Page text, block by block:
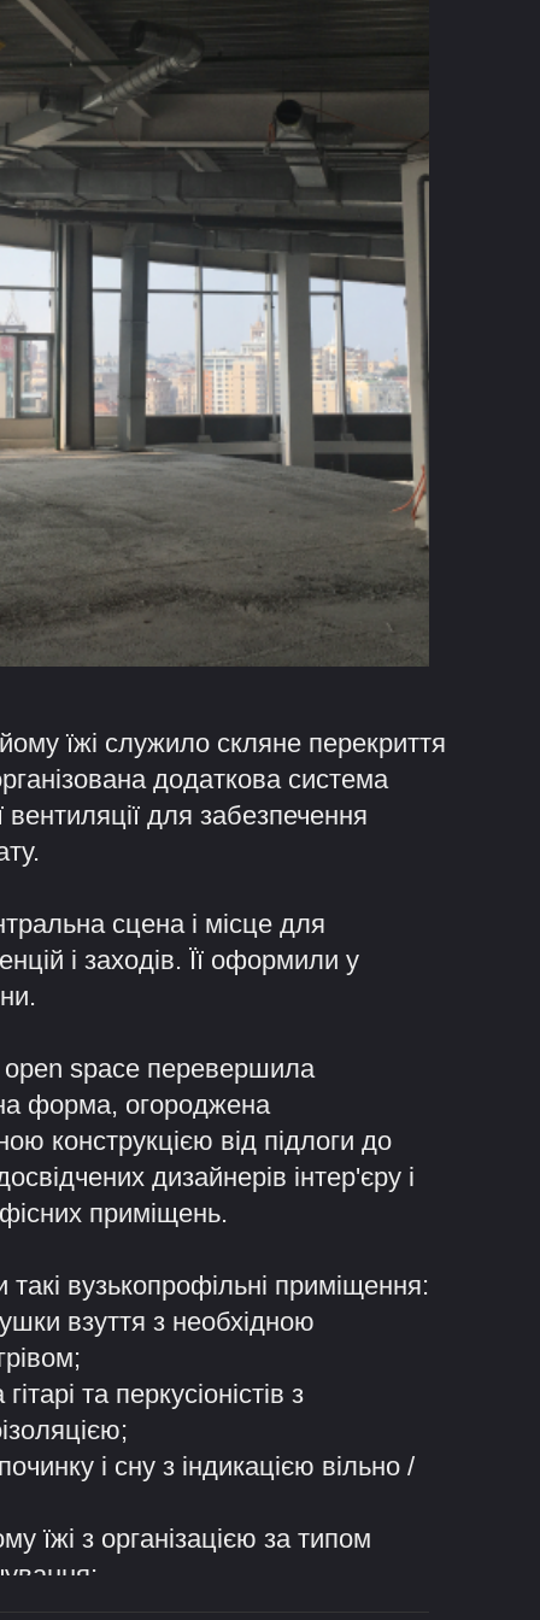
їжі служило скляне перекриття
додаткова система
для забезпечення
сцена і місце для
і заходів. Її оформили у
open space перевершила
форма, огороджена
конструкцією від підлоги до
дизайнерів інтер'єру і
приміщень.
вузькопрофільні приміщення:
взуття з необхідною
та перкусіоністів з
і сну з індикацією вільно /
їжі з організацією за типом